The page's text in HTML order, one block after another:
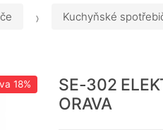
Kuchyňské
18%
SE-302
ORAVA